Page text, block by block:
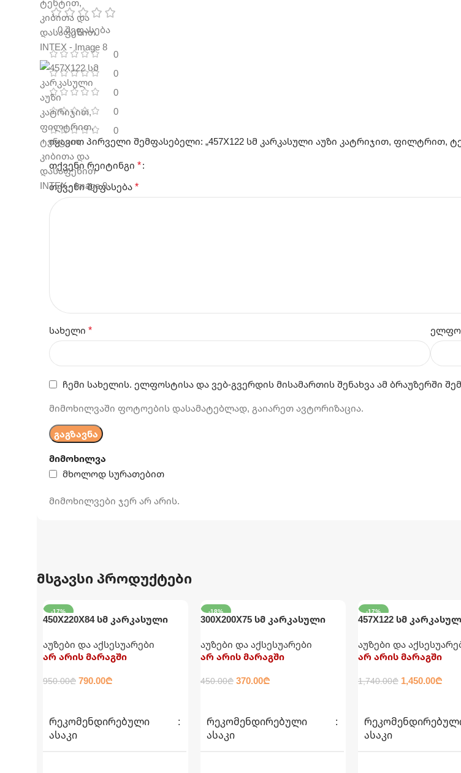
0 შეფასება
0
0
0
0
0
მიმოხილვა
მხოლოდ სურათებით
მიმოხილვები ჯერ არ არის.
იყავით პირველი შემფასებელი: „457X122 სმ კარკასული აუზი კატრიჯით, ფილტრით,
თქვენი რეიტინგი *
თქვენი შეფასება *
სახელი *
ჩემი სახელის. ელფოსტისა და ვებ-გვერდის მისამართის შენახვა ამ ბრაუზერში
მიმოხილვაში ფოტოების დასამატებლად, გაიარეთ ავტორიზაცია.
მსგავსი პროდუქტები
-17%
450X220X84 სმ კარკასული
ფილტრით INTEX
აუზები და აქსესუარები
არ არის მარაგში
950.00₾ 790.00₾
ᲠᲔᲙᲝᲛᲔᲜᲓᲘᲠᲔᲑᲣᲚᲘ
ᲐᲡᲐᲙᲘ
-18%
300X200X75 სმ კარკასული
აუზები და აქსესუარები
არ არის მარაგში
450.00₾ 370.00₾
ᲠᲔᲙᲝᲛᲔᲜᲓᲘᲠᲔᲑᲣᲚᲘ
ᲐᲡᲐᲙᲘ
-17%
457X122 სმ
ტენტით, კიბითა და
დასაფენით INTEX
აუზები და
არ არის მარაგში
1,740.00₾ 1,450.00₾
ᲐᲡᲐᲙᲘ